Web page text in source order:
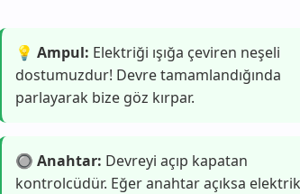
💡 Ampul: Elektriği ışığa çeviren neşeli
dostumuzdur! Devre tamamlandığında
parlayarak bize göz kırpar.
🔘 Anahtar: Devreyi açıp kapatan
kontrolcüdür. Eğer anahtar açıksa elektrik